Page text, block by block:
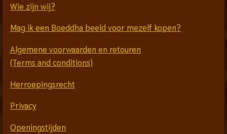
Wie zijn wij?
Mag ik een Boeddha beeld voor mezelf kopen?
Algemene voorwaarden en retouren
(Terms and conditions)
Herroepingsrecht
Privacy
Openingstijden